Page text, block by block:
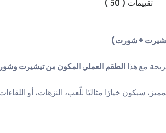
تقييمات ( 50 )
+ شورت)
مع هذا الطقم العملي المكون من تيشيرت
سيكون خيارًا مثاليًا للّعب، النزهات، أو اللقاءات